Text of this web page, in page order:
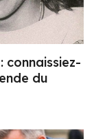
connaissiez-
du